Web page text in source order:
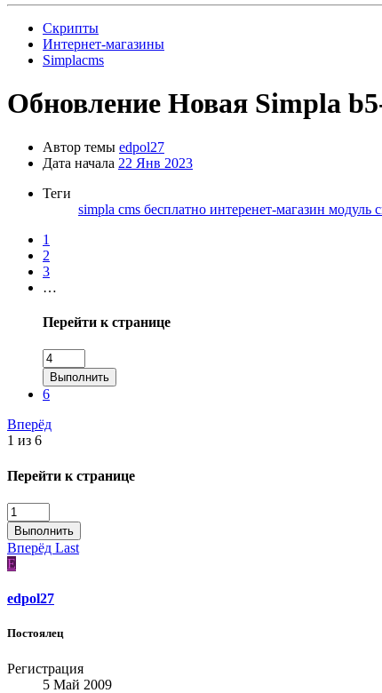
Скрипты
Интернет-магазины
Simplacms
Обновление Новая Simpla
Автор темы edpol27
Дата начала 22 Янв 2023
Теги
simpla cms бесплатно интеренет-магазин модуль
1
2
3
…
Перейти к странице
Выполнить
6
Вперёд
1 из 6
Перейти к странице
Выполнить
Вперёд Last
E
edpol27
Постоялец
Регистрация
5 Май 2009